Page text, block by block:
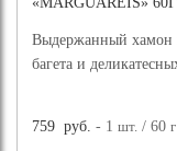
Выдержанный хамон
багета и
759 руб. - 1шт. / 60г